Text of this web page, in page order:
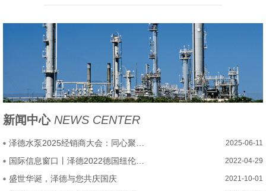
新闻中心 NEWS CENTER
泽德水泵2025经销商大会：同心聚力，乘势腾飞启新程 2025-06-11
国际信息窗口丨泽德2022德国纽伦堡厨卫展圆满结束 2022-04-29
盛世华诞，泽德与您共庆国庆 2021-10-01